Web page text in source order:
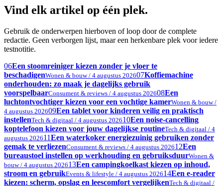
Vind elk artikel op één plek.
Gebruik de onderwerpen hierboven of loop door de complete
redactie. Geen verborgen lijst, maar een herkenbare plek voor iedere
testnotitie.
06Een stoomreiniger kiezen zonder je vloer te
beschadigenWonen & bouw / 4 augustus 202607Koffiemachine
onderhouden: zo maak je dagelijks gebruik
voorspelbaarConsument & reviews / 4 augustus 202608Een
luchtontvochtiger kiezen voor een vochtige kamerWonen & bouw /
4 augustus 202609Een tablet voor kinderen veilig en praktisch
instellenTech & digitaal / 4 augustus 202610Een noise-cancelling
koptelefoon kiezen voor jouw dagelijkse routineTech & digitaal / 4
augustus 202611Een waterkoker energiezuinig gebruiken zonder
gemak te verliezenConsument & reviews / 4 augustus 202612Een
bureaustoel instellen op werkhouding en gebruiksduurWonen &
bouw / 4 augustus 202613Een campingkoelkast kiezen op inhoud,
stroom en gebruikEvents & lifestyle / 4 augustus 202614Een e-reader
kiezen: scherm, opslag en leescomfort vergelijkenTech & digitaal /